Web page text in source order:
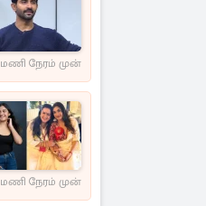
மணி நேரம் முன்
மணி நேரம் முன்